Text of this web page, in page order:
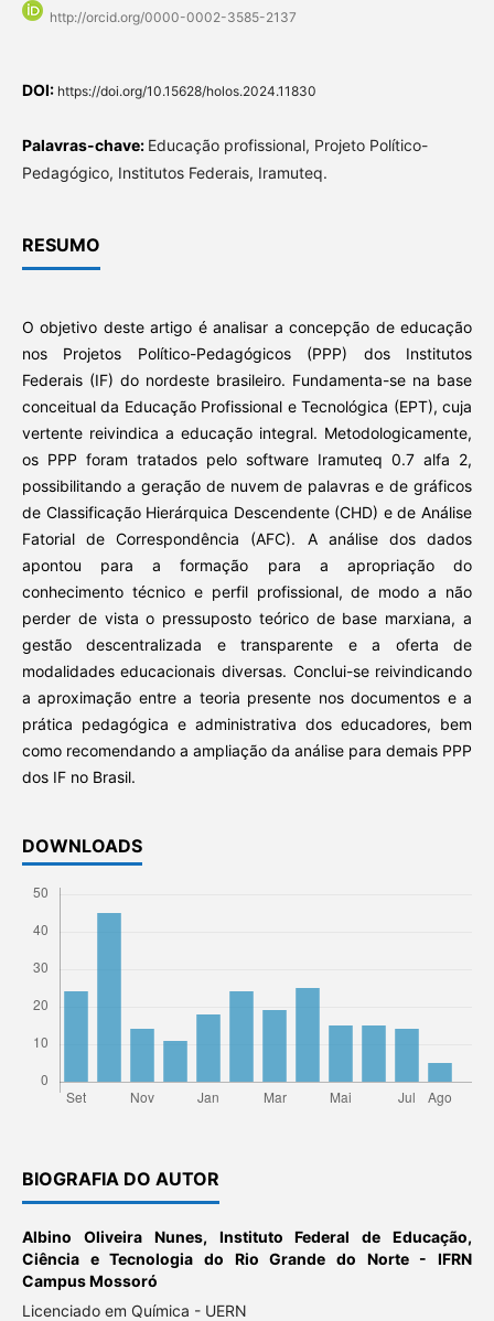
http://orcid.org/0000-0002-3585-2137
DOI: https://doi.org/10.15628/holos.2024.11830
Palavras-chave: Educação profissional, Projeto Político-
Pedagógico, Institutos Federais, Iramuteq.
RESUMO
O objetivo deste artigo é analisar a concepção de educação
nos Projetos Político-Pedagógicos (PPP) dos Institutos
Federais (IF) do nordeste brasileiro. Fundamenta-se na base
conceitual da Educação Profissional e Tecnológica (EPT), cuja
vertente reivindica a educação integral. Metodologicamente,
os PPP foram tratados pelo software Iramuteq 0.7 alfa 2,
possibilitando a geração de nuvem de palavras e de gráficos
de Classificação Hierárquica Descendente (CHD) e de Análise
Fatorial de Correspondência (AFC). A análise dos dados
apontou para a formação para a apropriação do
conhecimento técnico e perfil profissional, de modo a não
perder de vista o pressuposto teórico de base marxiana, a
gestão descentralizada e transparente e a oferta de
modalidades educacionais diversas. Conclui-se reivindicando
a aproximação entre a teoria presente nos documentos e a
prática pedagógica e administrativa dos educadores, bem
como recomendando a ampliação da análise para demais PPP
dos IF no Brasil.
DOWNLOADS
BIOGRAFIA DO AUTOR
Albino Oliveira Nunes, Instituto Federal de Educação,
Ciência e Tecnologia do Rio Grande do Norte - IFRN
Campus Mossoró
Licenciado em Química - UERN